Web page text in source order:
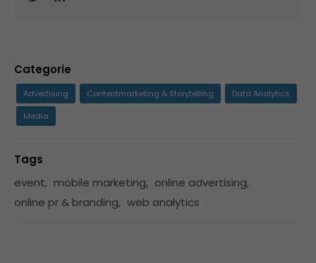
Categorie
Advertising Contentmarketing & Storytelling
Data Analytics
Media
Tags
event, mobile marketing, online advertising,
online pr & branding, web analytics